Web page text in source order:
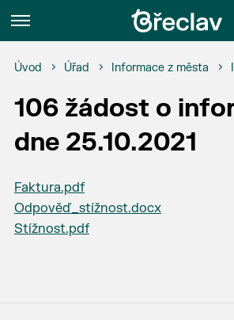
Menu
Úvod Úřad Informace z města
106 žádost o
dne 25.10.2021
Faktura.pdf
Odpověď_stížnost.docx
Stížnost.pdf